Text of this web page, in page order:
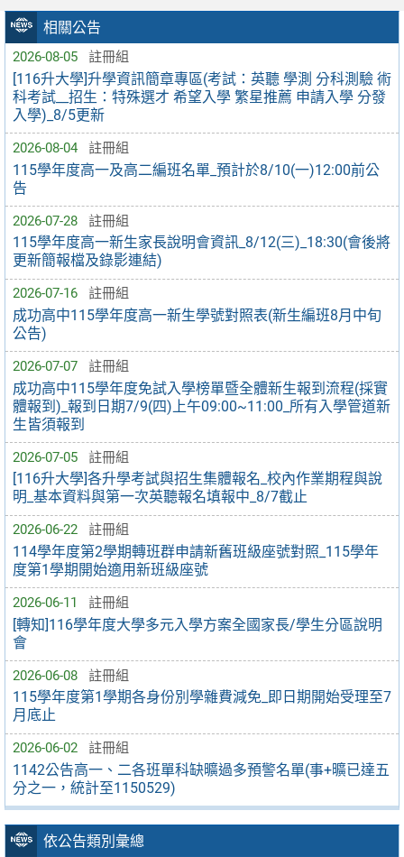
相關公告
2026-08-05 註冊組
[116升大學]升學資訊簡章專區(考試：英聽 學測 分科測驗 術
科考試__招生：特殊選才 希望入學 繁星推薦 申請入學 分發
入學)_8/5更新
2026-08-04 註冊組
115學年度高一及高二編班名單_預計於8/10(一)12:00前公
告
2026-07-28 註冊組
115學年度高一新生家長說明會資訊_8/12(三)_18:30(會後將
更新簡報檔及錄影連結)
2026-07-16 註冊組
成功高中115學年度高一新生學號對照表(新生編班8月中旬
公告)
2026-07-07 註冊組
成功高中115學年度免試入學榜單暨全體新生報到流程(採實
體報到)_報到日期7/9(四)上午09:00~11:00_所有入學管道新
生皆須報到
2026-07-05 註冊組
[116升大學]各升學考試與招生集體報名_校內作業期程與說
明_基本資料與第一次英聽報名填報中_8/7截止
2026-06-22 註冊組
114學年度第2學期轉班群申請新舊班級座號對照_115學年
度第1學期開始適用新班級座號
2026-06-11 註冊組
[轉知]116學年度大學多元入學方案全國家長/學生分區說明
會
2026-06-08 註冊組
115學年度第1學期各身份別學雜費減免_即日期開始受理至7
月底止
2026-06-02 註冊組
1142公告高一、二各班單科缺曠過多預警名單(事+曠已達五
分之一，統計至1150529)
依公告類別彙總